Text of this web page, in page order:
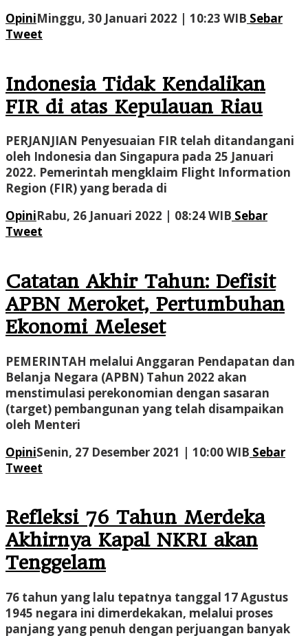
OpiniMinggu, 30 Januari 2022 | 10:23 WIB oleh
Sebar
Tweet
Indonesia Tidak Kendalikan
FIR di atas Kepulauan Riau
PERJANJIAN Penyesuaian FIR telah ditandangani
oleh Indonesia dan Singapura pada 25 Januari
2022. Pemerintah mengklaim Flight Information
Region (FIR) yang berada di
OpiniRabu, 26 Januari 2022 | 08:24 WIB oleh
Sebar
Tweet
Catatan Akhir Tahun: Defisit
APBN Meroket, Pertumbuhan
Ekonomi Meleset
PEMERINTAH melalui Anggaran Pendapatan dan
Belanja Negara (APBN) Tahun 2022 akan
menstimulasi perekonomian dengan sasaran
(target) pembangunan yang telah disampaikan
oleh Menteri
OpiniSenin, 27 Desember 2021 | 10:00 WIB oleh
Sebar
Tweet
Refleksi 76 Tahun Merdeka
Akhirnya Kapal NKRI akan
Tenggelam
76 tahun yang lalu tepatnya tanggal 17 Agustus
1945 negara ini dimerdekakan, melalui proses
panjang yang penuh dengan perjuangan banyak